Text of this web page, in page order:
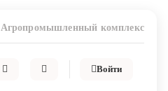
Агропромышленный комплекс
Войти